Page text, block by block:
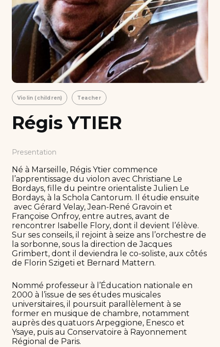
Violin (children) Teacher
Régis YTIER
Presentation
Né à Marseille, Régis Ytier commence
l’apprentissage du violon avec Christiane Le
Bordays, fille du peintre orientaliste Julien Le
Bordays, à la Schola Cantorum. Il étudie ensuite
avec Gérard Velay, Jean-René Gravoin et
Françoise Onfroy, entre autres, avant de
rencontrer Isabelle Flory, dont il devient l’élève.
Sur ses conseils, il rejoint à seize ans l’orchestre de
la sorbonne, sous la direction de Jacques
Grimbert, dont il deviendra le co-soliste, aux côtés
de Florin Szigeti et Bernard Mattern.
Nommé professeur à l’Éducation nationale en
2000 à l’issue de ses études musicales
universitaires, il poursuit parallèlement à se
former en musique de chambre, notamment
auprès des quatuors Arpeggione, Enesco et
Ysaye, puis au Conservatoire à Rayonnement
Régional de Paris.